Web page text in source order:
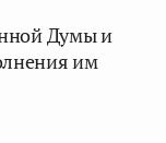
Думы и
им